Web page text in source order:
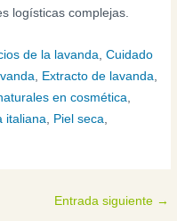
logísticas complejas.
de la lavanda,Cuidado
, Extracto de lavanda,
en cosmética,
italiana, Piel seca,
Entrada siguiente →